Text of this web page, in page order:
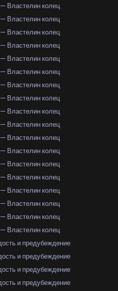
Властелин колец
Властелин колец
Властелин колец
Властелин колец
Властелин колец
Властелин колец
Властелин колец
Властелин колец
Властелин колец
Властелин колец
Властелин колец
Властелин колец
Властелин колец
Властелин колец
Властелин колец
Властелин колец
Властелин колец
Властелин колец
и предубеждение
и предубеждение
и предубеждение
и предубеждение